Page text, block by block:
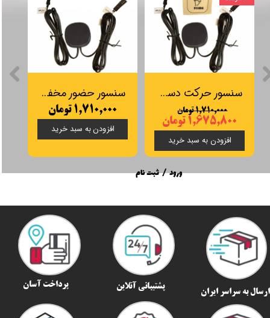
سنسور حضور مخفی SOS مدل LP2022
۱,۷۱۰,۰۰۰ تومان
افزودن به سبد خرید
سنسور حرکت دست مخفی SOS مدل LP5032
۱,۷۱۰,۰۰۰ تومان
۱,۶۷۵,۸۰۰ تومان
افزودن به سبد خرید
ورود / ثبت نام
ارسال به سراسر ایران​​​​​​​
پشتیبانی آنلاین پرداخت آسان